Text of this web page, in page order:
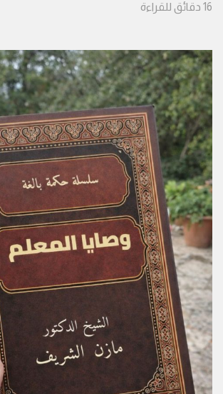
16 دقائق للقراءة